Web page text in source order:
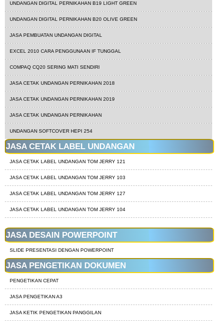
UNDANGAN DIGITAL PERNIKAHAN B19 LIGHT GREEN
UNDANGAN DIGITAL PERNIKAHAN B20 OLIVE GREEN
JASA PEMBUATAN UNDANGAN DIGITAL
EXCEL 2010 CARA PENGGUNAAN IF TUNGGAL
COMPAQ CQ20 SERING MATI SENDIRI
JASA CETAK UNDANGAN PERNIKAHAN 2018
JASA CETAK UNDANGAN PERNIKAHAN 2019
JASA CETAK UNDANGAN PERNIKAHAN
UNDANGAN SOFTCOVER HEPI 254
JASA CETAK LABEL UNDANGAN
JASA CETAK LABEL UNDANGAN TOM JERRY 121
JASA CETAK LABEL UNDANGAN TOM JERRY 103
JASA CETAK LABEL UNDANGAN TOM JERRY 127
JASA CETAK LABEL UNDANGAN TOM JERRY 104
JASA DESAIN POWERPOINT
SLIDE PRESENTASI DENGAN POWERPOINT
JASA PENGETIKAN DOKUMEN
PENGETIKAN CEPAT
JASA PENGETIKAN A3
JASA KETIK PENGETIKAN PANGGILAN